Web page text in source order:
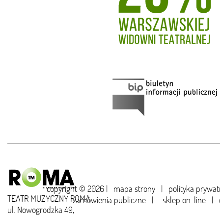
copyright © 2026 | mapa strony | polityka
zamówienia publiczne | sklep on-line |
TEATR MUZYCZNY ROMA,
ul. Nowogrodzka 49,